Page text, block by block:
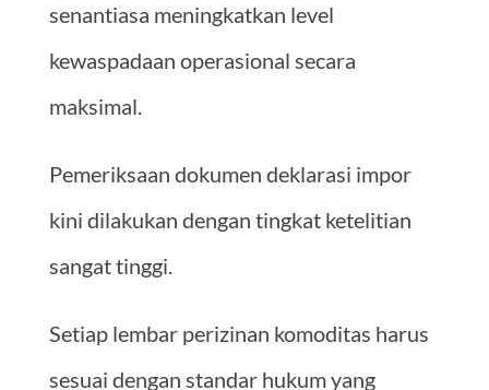
senantiasa meningkatkan level
kewaspadaan operasional secara
maksimal.
Pemeriksaan dokumen deklarasi impor
kini dilakukan dengan tingkat ketelitian
sangat tinggi.
Setiap lembar perizinan komoditas harus
sesuai dengan standar hukum yang